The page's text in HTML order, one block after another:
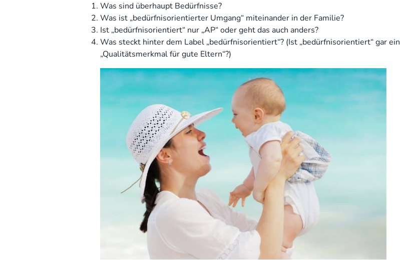
Was sind überhaupt Bedürfnisse?
Was ist „bedürfnisorientierter Umgang“ miteinander in der Familie?
Ist „bedürfnisorientiert“ nur „AP“ oder geht das auch anders?
Was steckt hinter dem Label „bedürfnisorientiert“? (Ist „bedürfnisorientiert“ gar ein
„Qualitätsmerkmal für gute Eltern“?)